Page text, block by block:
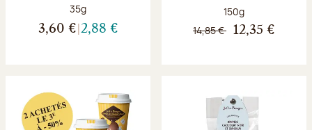
Poids net :
35g
3,60 € 2,88 €
Poids net :
150g
14,85 € 12,35 €